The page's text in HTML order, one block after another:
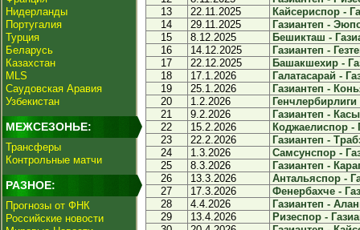
Нидерланды
Португалия
Турция
Беларусь
Казахстан
MLS
Саудовская Аравия
Узбекистан
МЕЖСЕЗОНЬЕ:
Трансферы
Контрольные матчи
РАЗНОЕ:
Прогнозы от ФНК
Российские новости
13
22.11.2025
Кайсериспор -
14
29.11.2025
Газиантеп -
15
8.12.2025
Бешикташ -
16
14.12.2025
Газиантеп -
17
22.12.2025
Башакшехир -
18
17.1.2026
Галатасарай -
19
25.1.2026
Газиантеп -
20
1.2.2026
Генчлербирлиги
21
9.2.2026
Газиантеп -
22
15.2.2026
Коджаелиспор -
23
22.2.2026
Газиантеп -
24
1.3.2026
Самсунспор -
25
8.3.2026
Газиантеп -
26
13.3.2026
Антальяспор -
27
17.3.2026
Фенербахче -
28
4.4.2026
Газиантеп -
29
13.4.2026
Ризеспор -